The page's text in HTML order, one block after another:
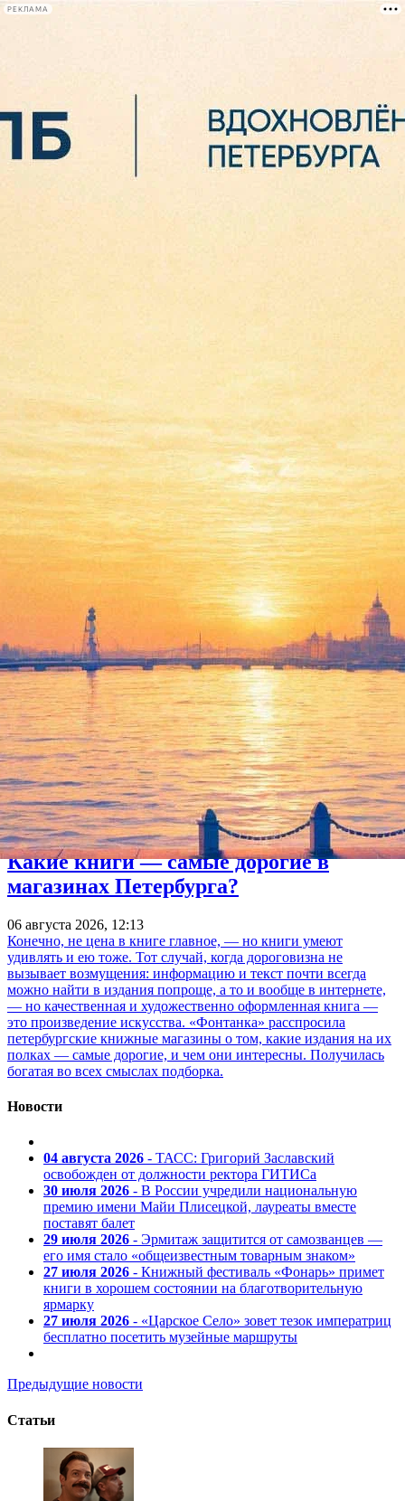
РЕКЛАМА
Сегодня:
17 августа 2017, четверг
По песне «Короля и Шута» сняли фильм
13:38:
Призраки Исмаэля: Восемь с половиной актеров
11:32:
Кунсткамера показала неизвестные экспонаты на новом
сайте
Парад зомби в Петербурге перенесли на 2 сентября
Архив предыдущих материалов
Какие книги — самые дорогие в
магазинах Петербурга?
06 августа 2026, 12:13
Конечно, не цена в книге главное, — но книги умеют
удивлять и ею тоже. Тот случай, когда дороговизна не
вызывает возмущения: информацию и текст почти всегда
можно найти в издания попроще, а то и вообще в интернете,
— но качественная и художественно оформленная книга —
это произведение искусства. «Фонтанка» расспросила
петербургские книжные магазины о том, какие издания на их
полках — самые дорогие, и чем они интересны. Получилась
богатая во всех смыслах подборка.
Новости
04 августа 2026 - ТАСС: Григорий Заславский
освобожден от должности ректора ГИТИСа
30 июля 2026 - В России учредили национальную
премию имени Майи Плисецкой, лауреаты вместе
поставят балет
29 июля 2026 - Эрмитаж защитится от самозванцев —
его имя стало «общеизвестным товарным знаком»
27 июля 2026 - Книжный фестиваль «Фонарь» примет
книги в хорошем состоянии на благотворительную
ярмарку
27 июля 2026 - «Царское Село» зовет тезок императриц
бесплатно посетить музейные маршруты
Предыдущие новости
Статьи